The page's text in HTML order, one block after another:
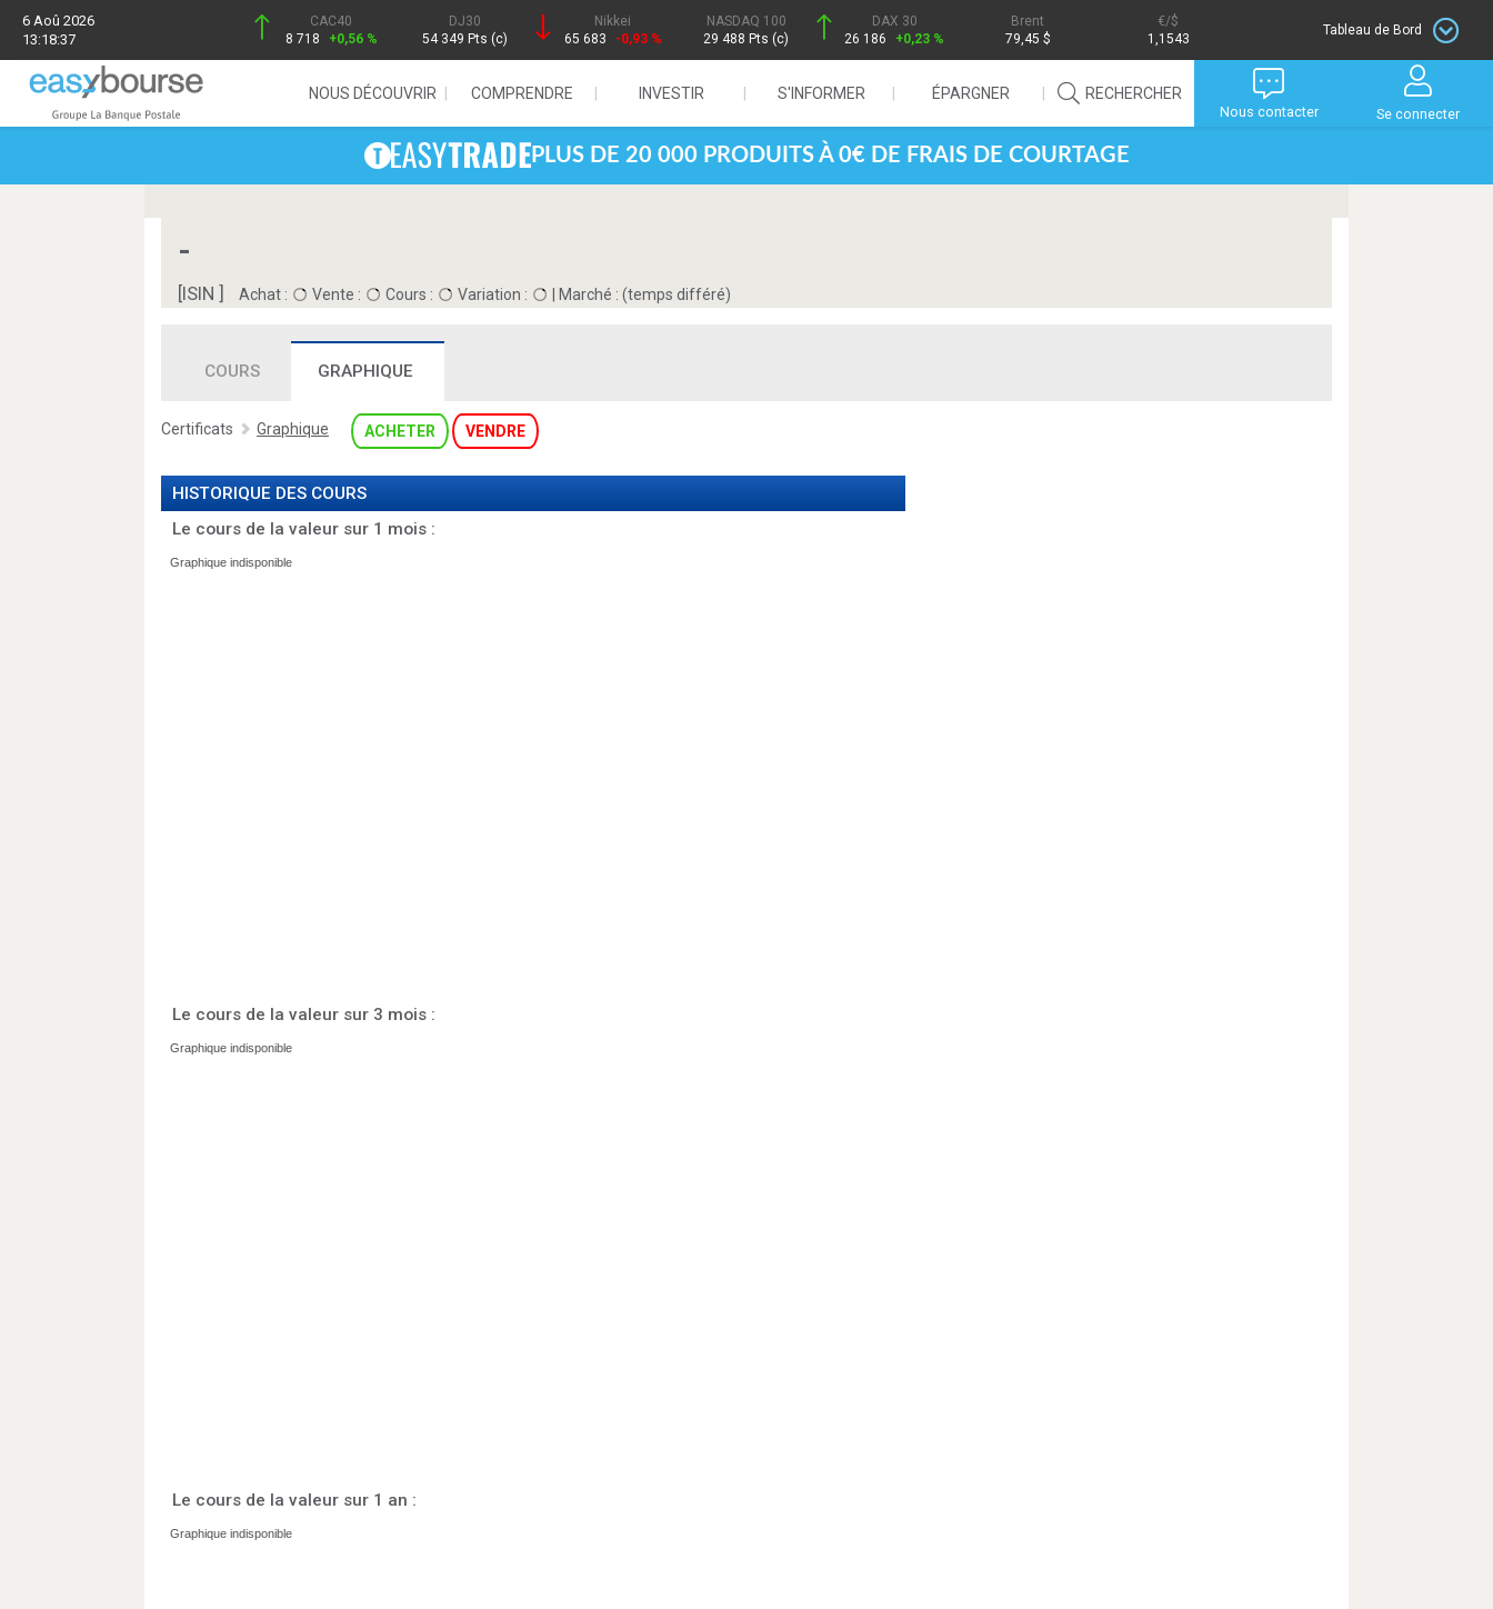
6 Aoû 2026
13:18:37
CAC40
8 718
+0,56 %
DJ30
54 349 Pts (c)
Nikkei
65 683
-0,93 %
NASDAQ 100
29 488 Pts (c)
DAX 30
26 186
+0,23 %
Brent
79,45 $
/$
1,1543
Tableau de Bord
NOUS DÉCOUVRIR COMPRENDRE INVESTIR S'INFORMER ÉPARGNER RECHERCHER
Nous contacter Se connecter
PLUS DE 20 000 PRODUITS À 0€ DE FRAIS DE COURTAGE
-
[ISIN ] Achat : Vente : Cours : Variation : Marché : (temps différé)
COURS GRAPHIQUE
Certificats Graphique ACHETER VENDRE
HISTORIQUE DES COURS
Le cours de la valeur sur 1 mois :
Le cours de la valeur sur 3 mois :
Le cours de la valeur sur 1 an :